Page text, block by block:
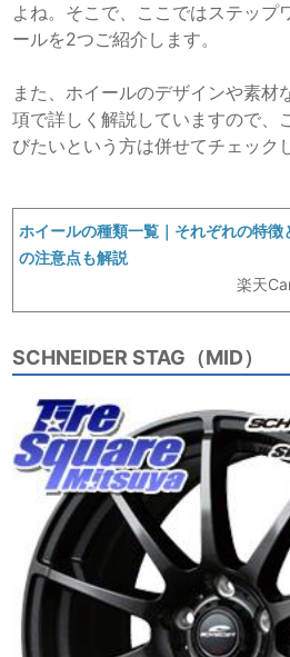
よね。そこで、ここではステップ
ールを2つご紹介します。
また、ホイールのデザインや素材
項で詳しく解説していますので、
びたいという方は併せてチェック
ホイールの種類一覧｜それぞれの特徴
の注意点も解説
楽天
SCHNEIDER STAG（MID）